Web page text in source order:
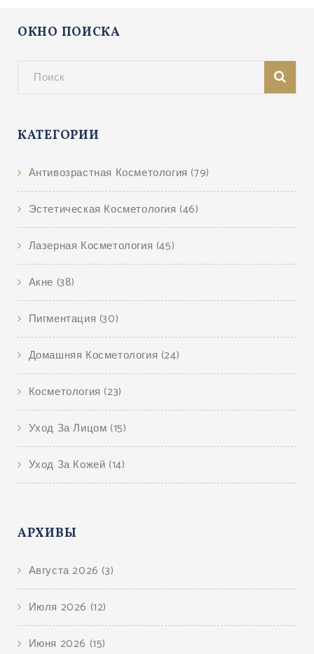
ОКНО ПОИСКА
КАТЕГОРИИ
Антивозрастная Косметология (79)
Эстетическая Косметология (46)
Лазерная Косметология (45)
Акне (38)
Пигментация (30)
Домашняя Косметология (24)
Косметология (23)
Уход За Лицом (15)
Уход За Кожей (14)
АРХИВЫ
Августа 2026 (3)
Июля 2026 (12)
Июня 2026 (15)